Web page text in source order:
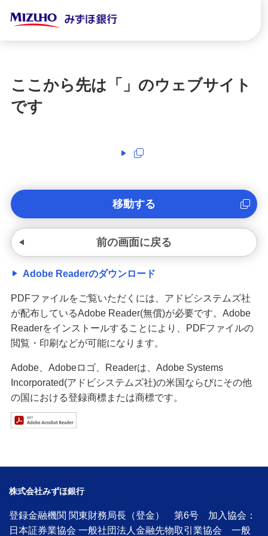
ここから先は「 」のウェブサイト
です
移動する
前の画面に戻る
Adobe Readerのダウンロード
PDFファイルをご覧いただくには、アドビシステムズ社
が配布しているAdobe Reader(無償)が必要です。Adobe
Readerをインストールすることにより、PDFファイルの
閲覧・印刷などが可能になります。
Adobe、Adobeロゴ、Readerは、Adobe Systems
Incorporated(アドビシステムズ社)の米国ならびにその他
の国における登録商標または商標です。
株式会社みずほ銀行
登録金融機関 関東財務局長（登金） 第6号 加入協会：
日本証券業協会 一般社団法人金融先物取引業協会 一般